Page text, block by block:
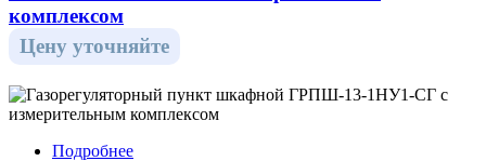
комплексом
Цену уточняйте
Подробнее